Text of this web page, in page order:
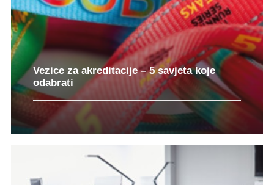
Vezice za akreditacije – 5 savjeta koje
odabrati